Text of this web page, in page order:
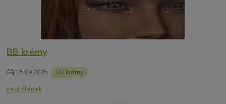
BB krémy
15.09.2025 BB krémy
celý článek